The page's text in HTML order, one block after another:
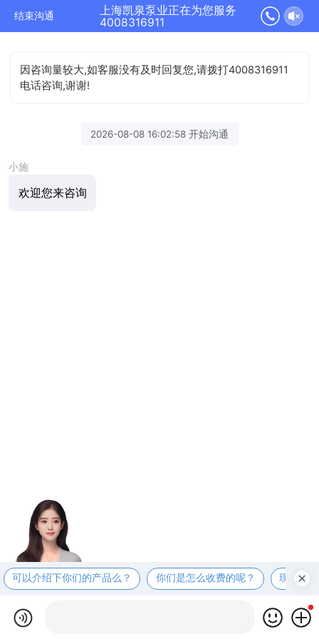
结束沟通
上海凯泉泵业正在为您服务
4008316911
因咨询量较大,如客服没有及时回复您,请拨打4008316911
电话咨询,谢谢!
2026-08-08 16:02:58 开始沟通
小施
欢迎您来咨询
可以介绍下你们的产品么？ 你们是怎么收费的呢？ 现在有